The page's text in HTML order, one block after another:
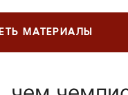
МАТЕРИАЛЫ